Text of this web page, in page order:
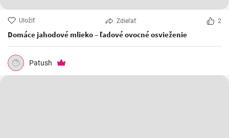
Uložiť Zdieľať 2
Domáce jahodové mlieko – ľadové ovocné osvieženie
Patush